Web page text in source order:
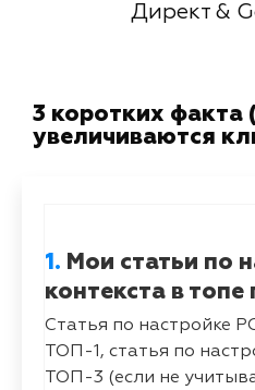
Директ &
3 коротких факта
увеличиваются
1. Мои статьи по
контекста в топе
Статья по настройке
ТОП-1, статья по
ТОП-3 (если не